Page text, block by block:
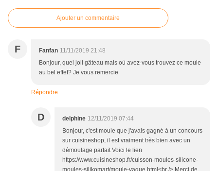
Ajouter un commentaire
F Fanfan 11/11/2019 21:48
Bonjour, quel joli gâteau mais où avez-vous trouvez ce moule
au bel effet? Je vous remercie
Répondre
D delphine 12/11/2019 07:44
Bonjour, c'est moule que j'avais gagné à un concours
sur cuisineshop, il est vraiment très bien avec un
démoulage parfait Voici le lien
https://www.cuisineshop.fr/cuisson-moules-silicone-
moules-silikomart/moule-vague.html<br /> Merci de